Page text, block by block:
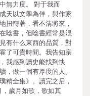
無力度。 對于我而
天以文學為伴，與作家
扭轉著，看不清將來，
唸書，但唸書經常是混
有什么東西的品質，對
了可貴時間。我告知宗
我感到讀史能找到快
，做一個有厚度的人。
精全集》。讀完之后，
歲月如歌，歌如其